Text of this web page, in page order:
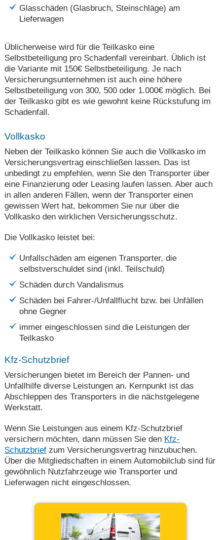
Glasschäden (Glasbruch, Steinschläge) am
Lieferwagen
Üblicherweise wird für die Teilkasko eine
Selbstbeteiligung pro Schadenfall vereinbart. Üblich ist
die Variante mit 150€ Selbstbeteiligung. Je nach
Versicherungsunternehmen ist auch eine höhere
Selbstbeteiligung von 300, 500 oder 1.000€ möglich. Bei
der Teilkasko gibt es wie gewohnt keine Rückstufung im
Schadenfall.
Vollkasko
Neben der Teilkasko können Sie auch die Vollkasko im
Versicherungsvertrag einschließen lassen. Das ist
unbedingt zu empfehlen, wenn Sie den Transporter über
eine Finanzierung oder Leasing laufen lassen. Aber auch
in allen anderen Fällen, wenn der Transporter einen
gewissen Wert hat, bekommen Sie nur über die
Vollkasko den wirklichen Versicherungsschutz.
Die Vollkasko leistet bei:
Unfallschäden am eigenen Transporter, die
selbstverschuldet sind (inkl. Teilschuld)
Schäden durch Vandalismus
Schäden bei Fahrer-/Unfallflucht bzw. bei Unfällen
ohne Gegner
immer eingeschlossen sind die Leistungen der
Teilkasko
Kfz-Schutzbrief
Versicherungen bietet im Bereich der Pannen- und
Unfallhilfe diverse Leistungen an. Kernpunkt ist das
Abschleppen des Transporters in die nächstgelegene
Werkstatt.
Wenn Sie Leistungen aus einem Kfz-Schutzbrief
versichern möchten, dann müssen Sie den Kfz-
Schutzbriefzum Versicherungsvertrag hinzubuchen.
Über die Mitgliedschaften in einem Automobilclub sind für
gewöhnlich Nutzfahrzeuge wie Transporter und
Lieferwagen nicht eingeschlossen.